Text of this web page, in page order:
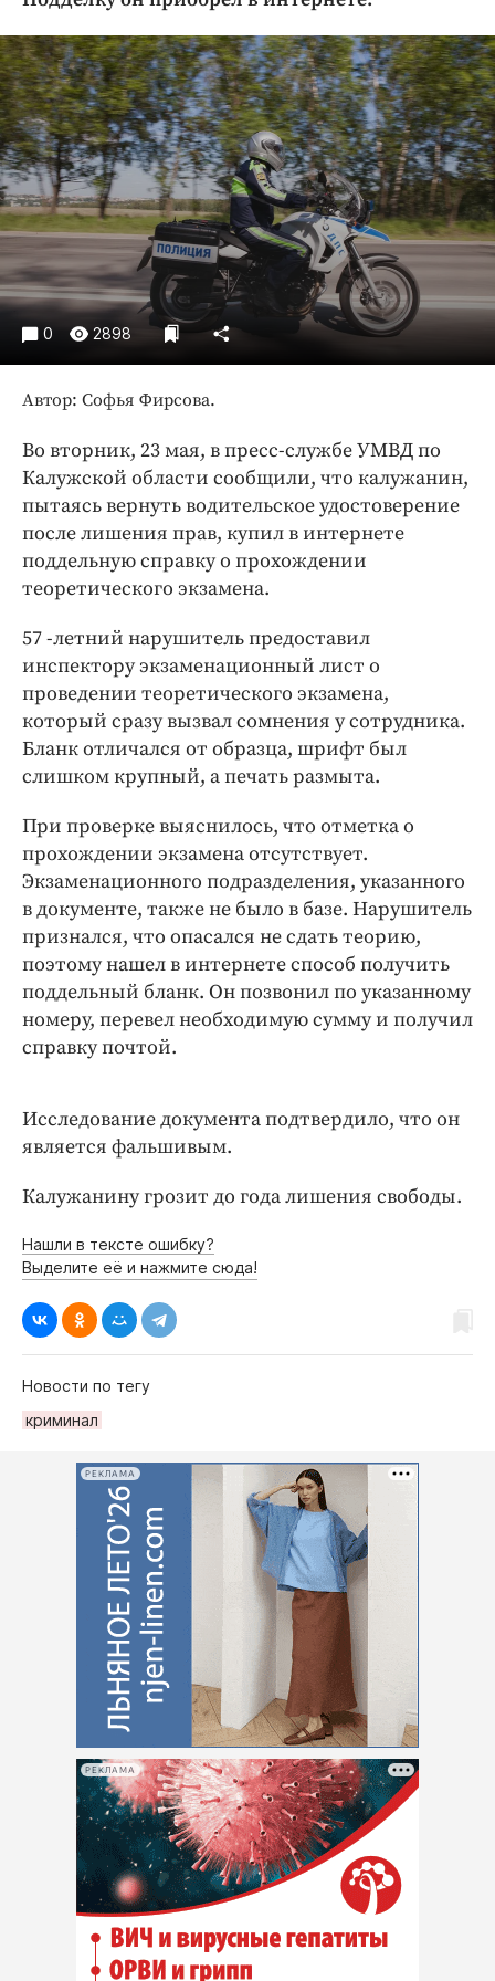
Криминал
Культура
Недвижимость и ЖКХ
Образование
Общество
Погода
Праздники
Происшествия
Спорт
Экономика и бизнес
Блоги
Медиаперсона
Интересное чтиво
Клиника года
Бренд года
Работодатель года
0 2898
Автор: Софья Фирсова.
Во вторник, 23 мая, в пресс-службе УМВД по
Калужской области сообщили, что калужанин,
пытаясь вернуть водительское удостоверение
после лишения прав, купил в интернете
поддельную справку о прохождении
теоретического экзамена.
57 -летний нарушитель предоставил
инспектору экзаменационный лист о
проведении теоретического экзамена,
который сразу вызвал сомнения у сотрудника.
Бланк отличался от образца, шрифт был
слишком крупный, а печать размыта.
При проверке выяснилось, что отметка о
прохождении экзамена отсутствует.
Экзаменационного подразделения, указанного
в документе, также не было в базе. Нарушитель
признался, что опасался не сдать теорию,
поэтому нашел в интернете способ получить
поддельный бланк. Он позвонил по указанному
номеру, перевел необходимую сумму и получил
справку почтой.
Исследование документа подтвердило, что он
является фальшивым.
Калужанину грозит до года лишения свободы.
Нашли в тексте ошибку?
Выделите её и нажмите сюда!
Новости по тегу
криминал
РЕКЛАМА
РЕКЛАМА